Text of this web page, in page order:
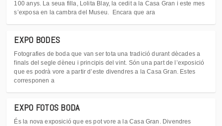
100 anys. La seua filla, Lolita Blay, la cedit a la Casa Gran i este mes
s’exposa en la cambra del Museu. Encara que ara
EXPO BODES
Fotografies de boda que van ser tota una tradició durant dècades a
finals del segle dèneu i principis del vint. Són una part de l’exposició
que es podrà vore a partir d’este divendres a la Casa Gran. Estes
corresponen a
EXPO FOTOS BODA
És la nova exposició que es pot vore a la Casa Gran. Divendres